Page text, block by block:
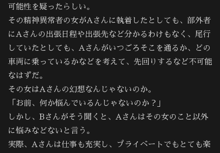
可能性を疑ったらしい。
その精神異常者の女がAさんに執着したとしても、部外者
にAさんの出張日程や出張先など分かるわけもなく、尾行
していたとしても、Aさんがいつごろそこを通るか、どの
車両に乗っているかなどを考えて、先回りするなど不可能
なはずだ。
その女はAさんの幻想なんじゃないのか。
「お前、何か悩んでいるんじゃないのか？」
しかし、Bさんがそう聞くと、Aさんはその女のこと以外
に悩みなどないと言う。
実際、Aさんは仕事も充実し、プライベートでもとても楽